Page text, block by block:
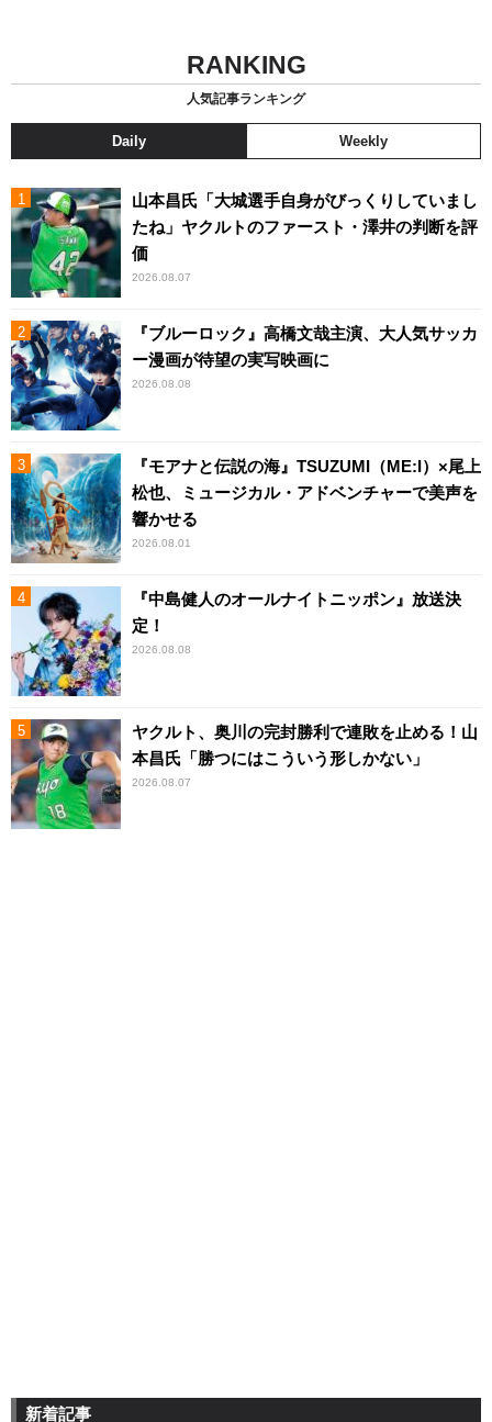
RANKING
人気記事ランキング
Daily Weekly
山本昌氏「大城選手自身がびっくりしていまし
たね」ヤクルトのファースト・澤井の判断を評
価
2026.08.07
『ブルーロック』高橋文哉主演、大人気サッカ
ー漫画が待望の実写映画に
2026.08.08
『モアナと伝説の海』TSUZUMI（ME:I）×尾上
松也、ミュージカル・アドベンチャーで美声を
響かせる
2026.08.01
『中島健人のオールナイトニッポン』放送決
定！
2026.08.08
ヤクルト、奥川の完封勝利で連敗を止める！山
本昌氏「勝つにはこういう形しかない」
2026.08.07
新着記事